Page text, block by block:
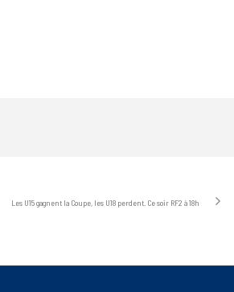
Les U15 gagnent la Coupe, les U18 perdent. Ce soir RF2 à 18h